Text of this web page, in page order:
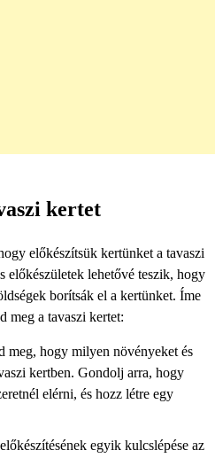
kertet
előkészítsük kertünket a tavaszi
előkészületek lehetővé teszik, hogy
borítsák el a kertünket. Íme
meg a tavaszi kertet:
meg, hogy milyen növényeket és
kertben. Gondolj arra, hogy
elérni, és hozz létre egy
egyik kulcslépése az